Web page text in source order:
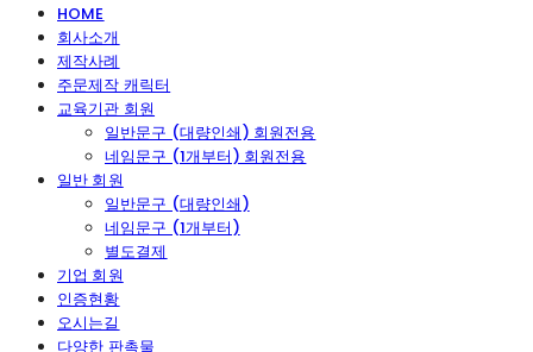
HOME
회사소개
제작사례
주문제작 캐릭터
교육기관 회원
일반문구 (대량인쇄) 회원전용
네임문구 (1개부터) 회원전용
일반 회원
일반문구 (대량인쇄)
네임문구 (1개부터)
별도결제
기업 회원
인증현황
오시는길
다양한 판촉물